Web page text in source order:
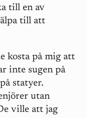
till en av
till att
kosta på mig att
inte sugen på
statyer.
utan
ville att jag